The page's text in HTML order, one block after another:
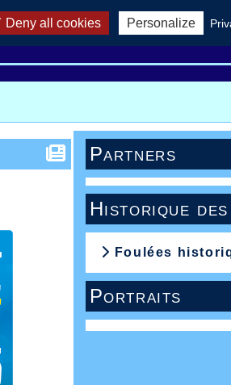
Partners
Historique
Foulées
Portraits
Deny all cookies Personalize